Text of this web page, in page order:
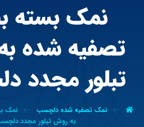
نمک بسته
تصفیه شده
تبلور مجدد
نمک تصفیه شده دلچسب
نمک
به روش تبلور مجدد